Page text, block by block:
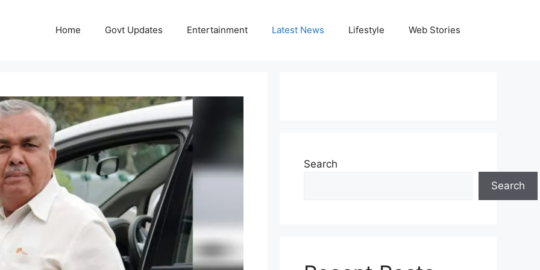
Home Govt Updates Entertainment Latest News Lifestyle Web Stories
Search
Search